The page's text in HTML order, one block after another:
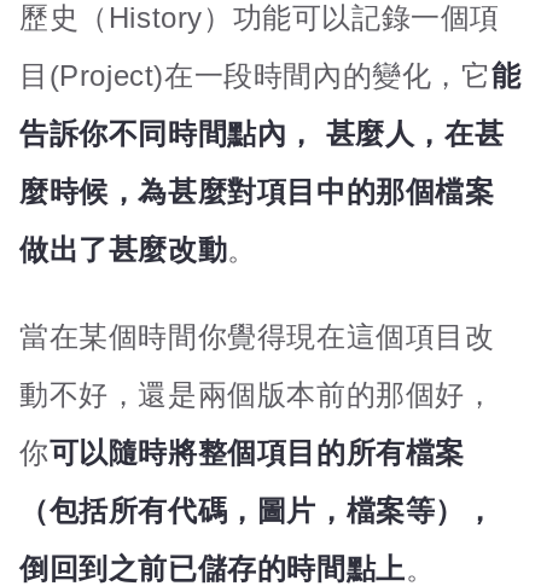
歷史（History）功能可以記錄一個項
目(Project)在一段時間內的變化，它能
告訴你不同時間點內， 甚麼人，在甚
麼時候，為甚麼對項目中的那個檔案
做出了甚麼改動。
當在某個時間你覺得現在這個項目改
動不好，還是兩個版本前的那個好，
你可以隨時將整個項目的所有檔案
（包括所有代碼，圖片，檔案等），
倒回到之前已儲存的時間點上。